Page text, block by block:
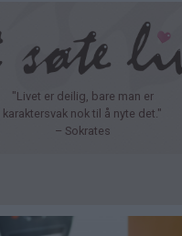
"Livet er deilig, bare man er
karaktersvak nok til å nyte det."
– Sokrates